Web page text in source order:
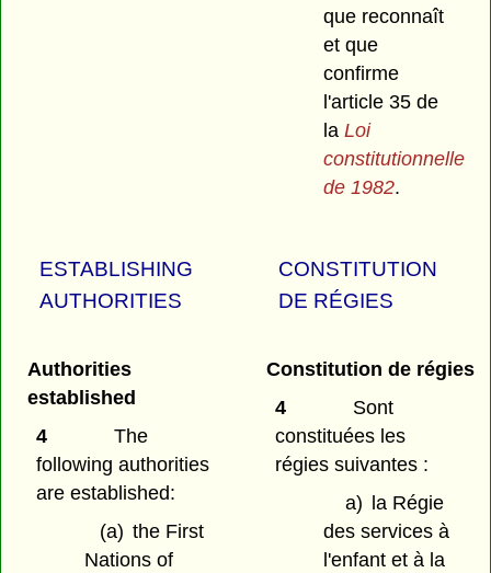
que reconnaît
et que
confirme
l'article 35 de
laLoi
constitutionnelle
de 1982.
ESTABLISHING
AUTHORITIES
CONSTITUTION
DE RÉGIES
Authorities
established
4
The
following authorities
are established:
(a) the First
Nations of
Constitution de régies
4
Sont
constituées les
régies suivantes :
a)
la Régie
des services à
l'enfant et à la